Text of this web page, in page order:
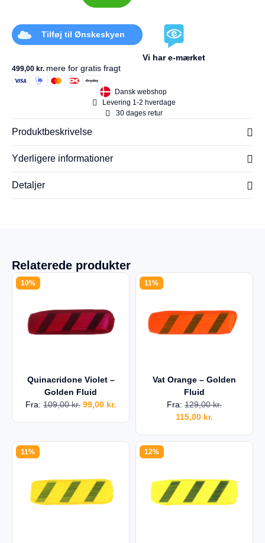
Tilføj til Ønskeskyen
Vi har e-mærket
499,00 kr. mere for gratis fragt
Dansk webshop
Levering 1-2 hverdage
30 dages retur
Produktbeskrivelse
Yderligere informationer
Detaljer
Relaterede produkter
10%
Quinacridone Violet –
Golden Fluid
Fra: 109,00kr. 99,00 kr.
11%
Vat Orange – Golden
Fluid
Fra: 129,00kr.
115,00 kr.
11% 12%